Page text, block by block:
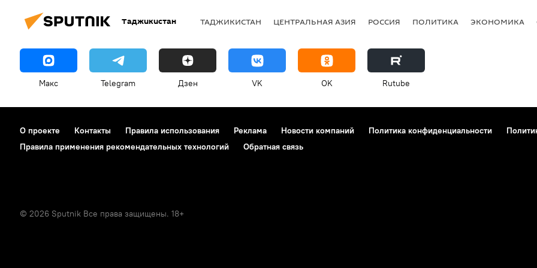
Таджикистан ТАДЖИКИСТАН ЦЕНТРАЛЬНАЯ АЗИЯ РОССИЯ ПОЛИТИКА ЭКОНОМИКА
Макс Telegram Дзен VK OK Rutube
О проекте Контакты Правила использования Реклама Новости компаний Политика конфиденциальности
Правила применения рекомендательных технологий
Обратная связь
© 2026 Sputnik Все права защищены. 18+